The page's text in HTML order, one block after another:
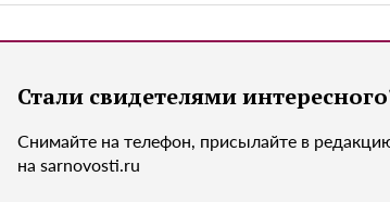
Стали свидетелями
Снимайте на телефон, присылайте в
на sarnovosti.ru